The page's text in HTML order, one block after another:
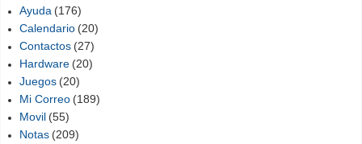
Ayuda (176)
Calendario (20)
Contactos (27)
Hardware (20)
Juegos (20)
Mi Correo (189)
Movil (55)
Notas (209)